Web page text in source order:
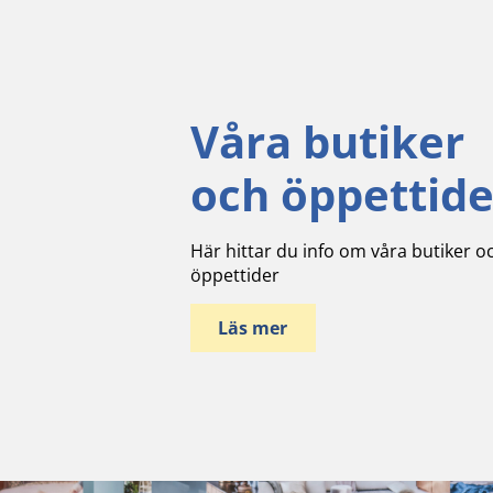
Våra butiker
och
Här hittar du info om våra butiker
öppettider
Läs mer